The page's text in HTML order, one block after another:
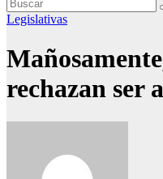
Legislativas
rechazan ser